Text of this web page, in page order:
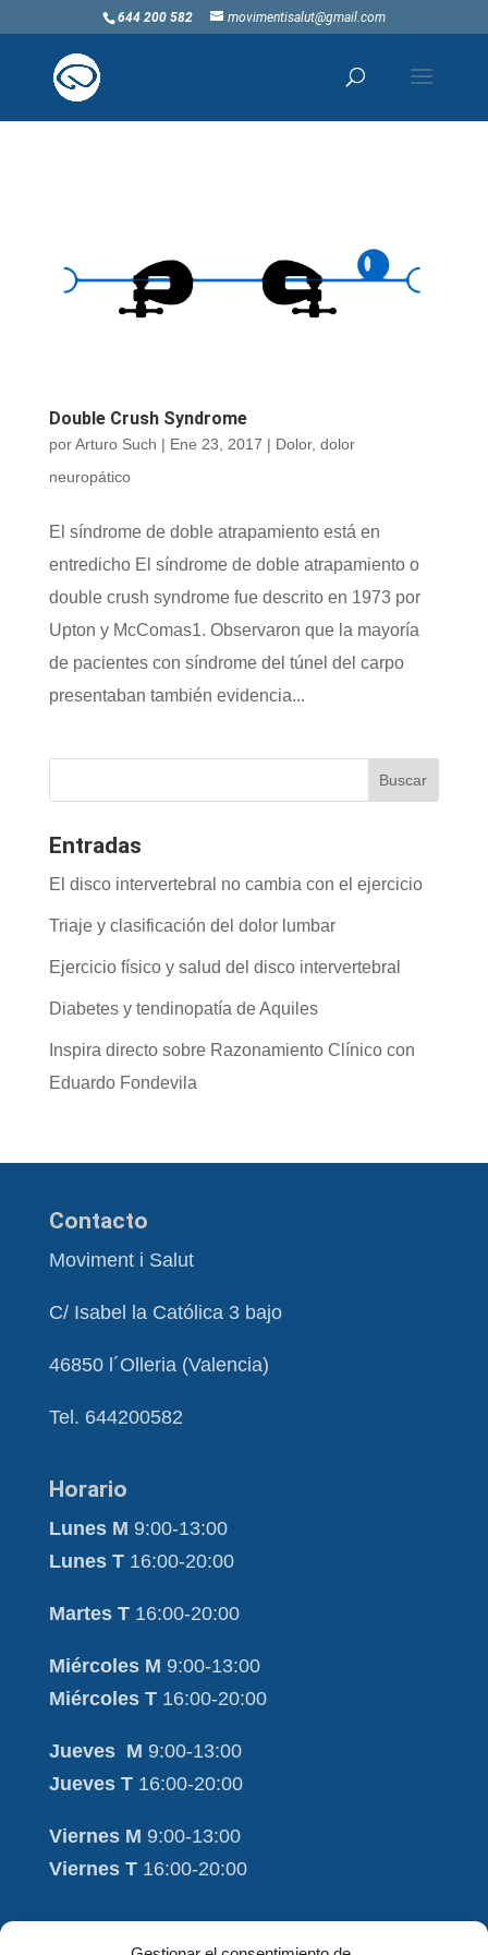
644 200 582 movimentisalut@gmail.com
Double Crush Syndrome
porArturo Such | Ene 23, 2017 | Dolor, dolor
neuropático
El síndrome de doble atrapamiento está en
entredicho El síndrome de doble atrapamiento o
double crush syndrome fue descrito en 1973 por
Upton y McComas1. Observaron que la mayoría
de pacientes con síndrome del túnel del carpo
presentaban también evidencia...
Entradas
El disco intervertebral no cambia con el ejercicio
Triaje y clasificación del dolor lumbar
Ejercicio físico y salud del disco intervertebral
Diabetes y tendinopatía de Aquiles
Inspira directo sobre Razonamiento Clínico con
Eduardo Fondevila
Contacto
Moviment i Salut
C/ Isabel la Católica 3 bajo
46850 l´Olleria (Valencia)
Tel. 644200582
Horario
Lunes M 9:00-13:00
Lunes T 16:00-20:00
Martes T 16:00-20:00
Miércoles M 9:00-13:00
Miércoles T16:00-20:00
Jueves M 9:00-13:00
Jueves T16:00-20:00
Viernes M 9:00-13:00
Viernes T16:00-20:00
Moviment i Salut